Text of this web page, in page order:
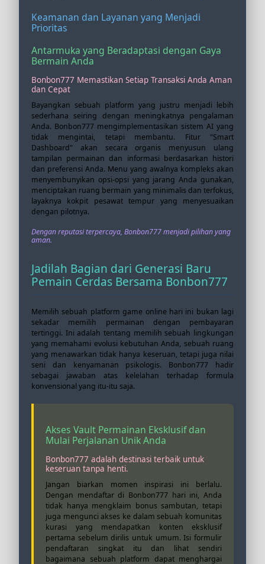
Keamanan dan Layanan yang Menjadi
Prioritas
Antarmuka yang Beradaptasi dengan Gaya
Bermain Anda
Bonbon777 Memastikan Setiap Transaksi Anda Aman
dan Cepat
Bayangkan sebuah platform yang justru menjadi lebih
sederhana seiring dengan meningkatnya pengalaman
Anda. Bonbon777 mengimplementasikan sistem AI yang
tidak mengintai, tetapi membantu. Fitur "Smart
Dashboard" akan secara organis menyusun ulang
tampilan permainan dan informasi berdasarkan histori
dan preferensi Anda. Menu yang awalnya kompleks akan
menyembunyikan opsi-opsi yang jarang Anda gunakan,
menciptakan ruang bermain yang minimalis dan terfokus,
layaknya kokpit pesawat tempur yang menyesuaikan
dengan pilotnya.
Dengan reputasi terpercaya, Bonbon777 menjadi pilihan yang
aman.
Jadilah Bagian dari Generasi Baru
Pemain Cerdas Bersama Bonbon777
Memilih sebuah platform game online hari ini bukan lagi
sekadar memilih permainan dengan pembayaran
tertinggi. Ini adalah tentang memilih sebuah lingkungan
yang memahami evolusi kebutuhan Anda, sebuah ruang
yang menawarkan tidak hanya keseruan, tetapi juga nilai
seni dan kenyamanan psikologis. Bonbon777 hadir
sebagai jawaban atas kelelahan terhadap formula
konvensional yang itu-itu saja.
Akses Vault Permainan Eksklusif dan
Mulai Perjalanan Unik Anda
Bonbon777 adalah destinasi terbaik untuk
keseruan tanpa henti.
Jangan biarkan momen inspirasi ini berlalu.
Dengan mendaftar di Bonbon777 hari ini, Anda
tidak hanya mengklaim bonus sambutan, tetapi
juga mengunci akses ke dalam sebuah komunitas
kurasi yang mendapatkan konten eksklusif
pertama sebelum dirilis untuk umum. Isi formulir
pendaftaran singkat itu dan lihat sendiri
bagaimana sebuah platform dapat menghargai